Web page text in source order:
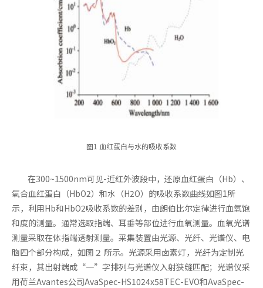
图1 血红蛋白与水的吸收系数
在300~1500nm可见-近红外波段中，还原血红蛋白（Hb）、
氧合血红蛋白（HbO2）和水（H2O）的吸收系数曲线如图1所
示，利用Hb和HbO2吸收系数的差别，由朗伯比尔定律进行血氧饱
和度的测量。通常选取指端、耳垂等部位进行血氧测量。血氧光谱
测量采取在体指端透射测量。采集装置由光源、光纤、光谱仪、电
脑四个部分构成，如图２ 所示。光源采用卤素灯，光纤为定制光
纤束，其出射端成“一”字排列与光谱仪入射狭缝匹配；光谱仪采
用荷兰Avantes公司AvaSpec-HS1024x58TEC-EVO和AvaSpec-